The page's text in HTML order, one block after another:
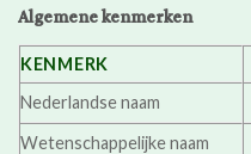
Algemene kenmerken
KENMERK
Nederlandse naam
Wetenschappelijke naam